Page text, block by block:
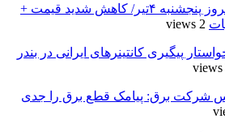
قیمت طلا امروز پنجشنبه ۴تیر/ کاهش شدید قیمت +
2 views
پیگیری کانتینرهای ایرانی در بندر
شرکت برق: پیامک قطع برق را جدی